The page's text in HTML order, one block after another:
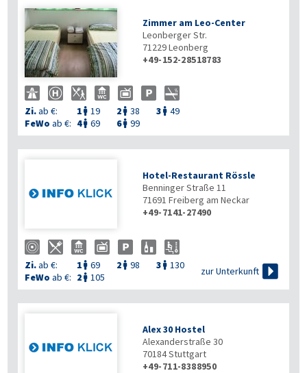
Zimmer am Leo-Center
Leonberger Str.
71229Leonberg
+49-152-28518783
Zi.ab €: 1  19 2  38 3  49
FeWo ab €: 4 69 6 99
Hotel-Restaurant Rössle
Benninger Straße 11
71691 Freiberg am Neckar
+49-7141-27490
Zi.ab €: 1  69 2  98 3  130
FeWo ab €: 2  105
zur Unterkunft 
Alex 30 Hostel
Alexanderstraße 30
70184Stuttgart
+49-711-8388950